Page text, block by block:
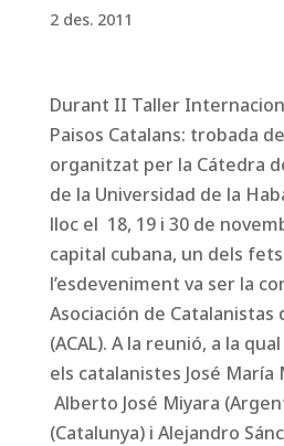
2 des. 2011
Durant II Taller
Paisos Catalans: trobada
organitzat per la Cátedra
de la Universidad de la
lloc el 18, 19 i 30 de
capital cubana, un dels
l’esdeveniment va ser la
Asociación de Catalanistas
(ACAL). A la reunió, a la
els catalanistes José María
Alberto José Miyara
(Catalunya) i Alejandro